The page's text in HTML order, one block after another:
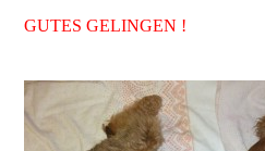
GUTES GELINGEN !